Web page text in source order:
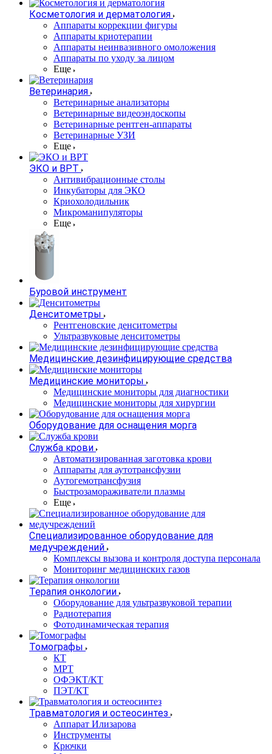
Косметология и дерматология
Аппараты коррекции фигуры
Аппараты криотерапии
Аппараты неинвазивного омоложения
Аппараты по уходу за лицом
Еще
Ветеринария
Ветеринарные анализаторы
Ветеринарные видеоэндоскопы
Ветеринарные рентген-аппараты
Ветеринарные УЗИ
Еще
ЭКО и ВРТ
Антивибрационные столы
Инкубаторы для ЭКО
Криохолодильник
Микроманипуляторы
Еще
Буровой инструмент
Денситометры
Рентгеновские денситометры
Ультразвуковые денситометры
Медицинские дезинфицирующие средства
Медицинские мониторы
Медицинские мониторы для диагностики
Медицинские мониторы для хирургии
Оборудование для оснащения морга
Служба крови
Автоматизированная заготовка крови
Аппараты для аутотрансфузии
Аутогемотрансфузия
Быстрозамораживатели плазмы
Еще
Специализированное оборудование для
медучреждений
Комплексы вызова и контроля доступа персонала
Мониторинг медицинских газов
Терапия онкологии
Оборудование для ультразвуковой терапии
Радиотерапия
Фотодинамическая терапия
Томографы
КТ
МРТ
ОФЭКТ/КТ
ПЭТ/КТ
Травматология и остеосинтез
Аппарат Илизарова
Инструменты
Крючки